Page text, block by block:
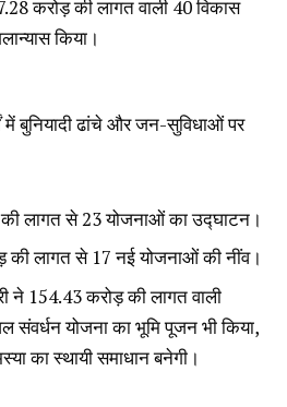
करोड़ की लागत वाली 40 विकास
किया।
में बुनियादी ढांचे और जन-सुविधाओं पर
की लागत से 23 योजनाओं का उद्घाटन।
की लागत से 17 नई योजनाओं की नींव।
ने ₹154.43 करोड़ की लागत वाली
संवर्धन योजना का भूमि पूजन भी किया,
का स्थायी समाधान बनेगी।